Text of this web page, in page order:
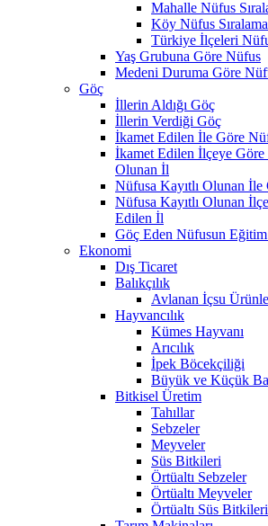
Mahalle Nüfus
Köy Nüfus
Türkiye İlçeleri
Yaş Grubuna Göre Nüfus
Medeni Duruma Göre
Göç
İllerin Aldığı Göç
İllerin Verdiği Göç
İkamet Edilen İle Göre
İkamet Edilen İlçeye Göre
Olunan İl
Nüfusa Kayıtlı Olunan
Nüfusa Kayıtlı Olunan
Edilen İl
Göç Eden Nüfusun
Ekonomi
Dış Ticaret
Balıkçılık
Avlanan İçsu
Hayvancılık
Kümes Hayvanı
Arıcılık
İpek Böcekçiliği
Büyük ve Küçük
Bitkisel Üretim
Tahıllar
Sebzeler
Meyveler
Süs Bitkileri
Örtüaltı Sebzeler
Örtüaltı Meyveler
Örtüaltı Süs Bitkileri